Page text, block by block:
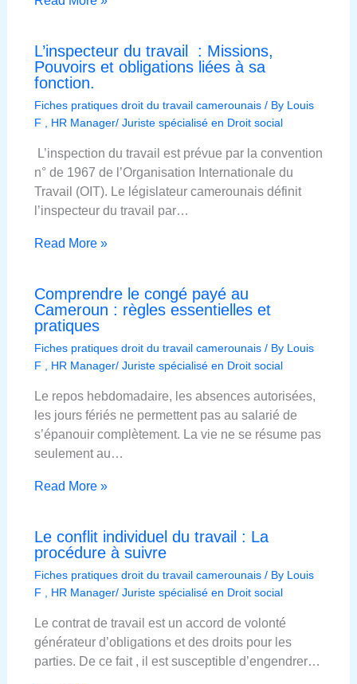
L’inspecteur du travail : Missions,
Pouvoirs et obligations liées à sa
fonction.
Fiches pratiques droit du travail camerounais/ By Louis
F , HR Manager/ Juriste spécialisé en Droit social
L’inspection du travail est prévue par la convention
n° de 1967 de l’Organisation Internationale du
Travail (OIT). Le législateur camerounais définit
l’inspecteur du travail par…
Read More »
Comprendre le congé payé au
Cameroun : règles essentielles et
pratiques
Fiches pratiques droit du travail camerounais/ By Louis
F , HR Manager/ Juriste spécialisé en Droit social
Le repos hebdomadaire, les absences autorisées,
les jours fériés ne permettent pas au salarié de
s’épanouir complètement. La vie ne se résume pas
seulement au…
Read More »
Le conflit individuel du travail : La
procédure à suivre
Fiches pratiques droit du travail camerounais/ By Louis
F , HR Manager/ Juriste spécialisé en Droit social
Le contrat de travail est un accord de volonté
générateur d’obligations et des droits pour les
parties. De ce fait , il est susceptible d’engendrer…